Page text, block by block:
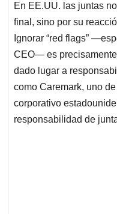
En EE.UU. las juntas
final, sino por su
Ignorar “red flags”
CEO— es
dado lugar a
como Caremark, uno
corporativo
responsabilidad de